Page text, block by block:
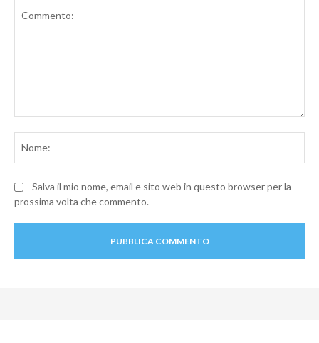
Salva il mio nome, email e sito web in questo browser per la
prossima volta che commento.